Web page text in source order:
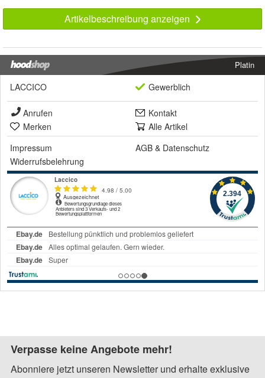
Artikelbeschreibung anzeigen
Platin
LACCICO Gewerblich
Anrufen
Kontakt
Merken
Alle Artikel
Impressum
AGB & Datenschutz
Widerrufsbelehrung
Verpasse keine Angebote mehr!
Abonniere jetzt unseren Newsletter und erhalte exklusive